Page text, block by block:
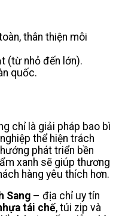
thân thiện môi
(từ nhỏ đến lớn).
quốc.
chỉ là giải pháp bao bì
thể hiện trách
phát triển bền
xanh sẽ giúp thương
hàng yêu thích hơn.
Sang – địa chỉ uy tín
tái chế, túi zip và